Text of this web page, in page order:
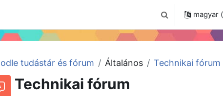
Keresési magyar
tudástár és fórum Általános Technikai fórum
Technikai fórum